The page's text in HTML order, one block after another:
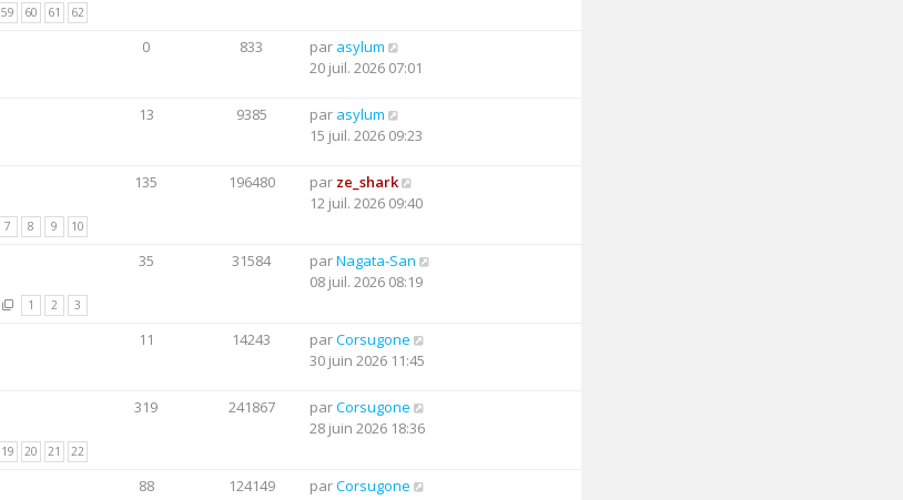
59 60 61 62
0 833 par asylum
20 juil. 2026 07:01
13 9385 par asylum
15 juil. 2026 09:23
7 8 9 10
135 196480 par ze_shark
12 juil. 2026 09:40
1 2 3
35 31584 parNagata-San
08 juil. 2026 08:19
11 14243 parCorsugone
30 juin 2026 11:45
19 20 21 22
319 241867 parCorsugone
28 juin 2026 18:36
88 124149 parCorsugone